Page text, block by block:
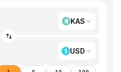
KAS
USD